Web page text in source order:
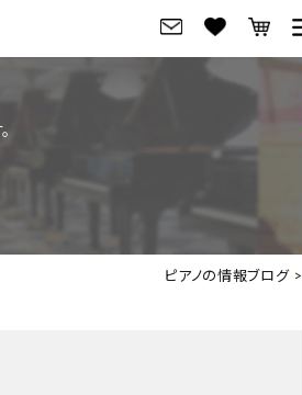
レビュー
ご来店・試弾予約
ご来店・ご試弾予約
会社概要
ピアノの情報ブログ>